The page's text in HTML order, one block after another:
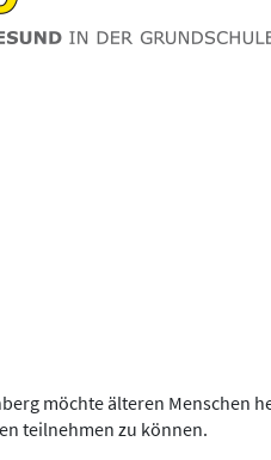
möchte älteren Menschen
teilnehmen zu können.